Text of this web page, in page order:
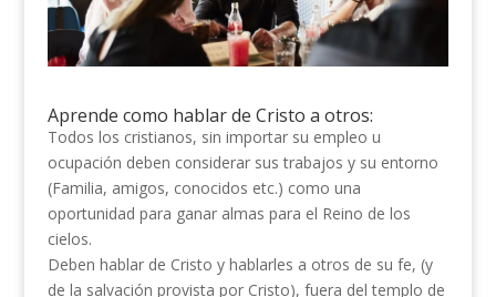
Aprende como hablar de Cristo a otros:
Todos los cristianos, sin importar su empleo u
ocupación deben considerar sus trabajos y su entorno
(Familia, amigos, conocidos etc.) como una
oportunidad para ganar almas para el Reino de los
cielos.
Deben hablar de Cristo y hablarles a otros de su fe, (y
de la salvación provista por Cristo), fuera del templo de